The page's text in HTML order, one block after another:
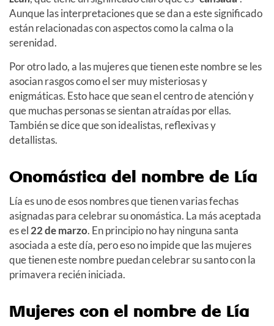
Aunque las interpretaciones que se dan a este significado
están relacionadas con aspectos como la calma o la
serenidad.
Por otro lado, a las mujeres que tienen este nombre se les
asocian rasgos como el ser muy misteriosas y
enigmáticas. Esto hace que sean el centro de atención y
que muchas personas se sientan atraídas por ellas.
También se dice que son idealistas, reflexivas y
detallistas.
Onomástica del nombre de Lía
Lía es uno de esos nombres que tienen varias fechas
asignadas para celebrar su onomástica. La más aceptada
es el 22 de marzo. En principio no hay ninguna santa
asociada a este día, pero eso no impide que las mujeres
que tienen este nombre puedan celebrar su santo con la
primavera recién iniciada.
Mujeres con el nombre de Lía